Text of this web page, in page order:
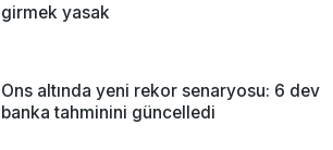
girmek yasak
Ons altında yeni rekor senaryosu: 6 dev
banka tahminini güncelledi